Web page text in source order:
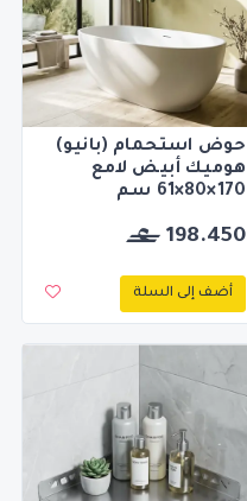
حوض استحمام (بانيو)
هوميك أبيض لامع
170×80×61 سم
198.450
أضف إلى السلة